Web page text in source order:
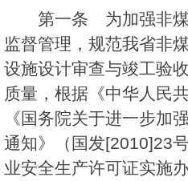
第一条 为加强非煤
监督管理，规范我省非
设施设计审查与竣工验
质量，根据《中华人民
《国务院关于进一步加
通知》（国发[2010]23
业安全生产许可证实施